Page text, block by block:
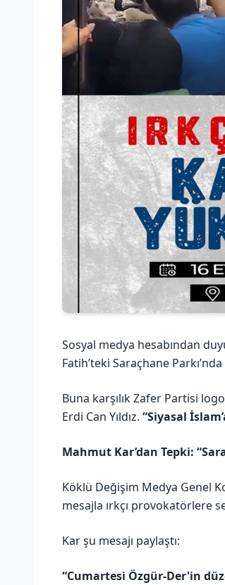
Sosyal medya hesabından
Fatih’teki Saraçhane
Buna karşılık Zafer Partisi
Erdi Can Yıldız. “Siyasal
Mahmut Kar’dan Tepki:
Köklü Değişim Medya Genel
mesajla ırkçı provokatörlere
Kar şu mesajı paylaştı:
“Cumartesi Özgür-Der'in